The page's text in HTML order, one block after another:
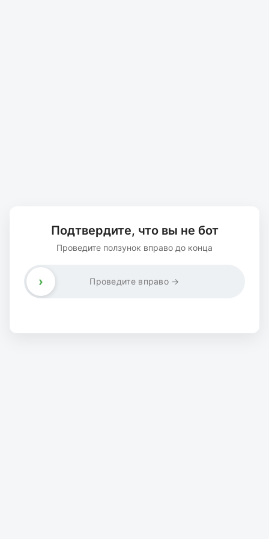
Подтвердите, что вы не бот
Проведите ползунок вправо до конца
Проведите вправо →
›